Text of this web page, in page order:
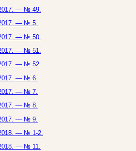
2017. — № 49.
2017. — № 5.
— № 50.
2017. — № 51.
2017. — № 52.
— № 6.
2017. — № 7.
2017. — № 8.
— № 9.
— № 1-2.
— № 11.